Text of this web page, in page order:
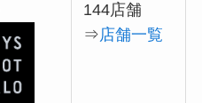
144店舗
⇒店舗一覧